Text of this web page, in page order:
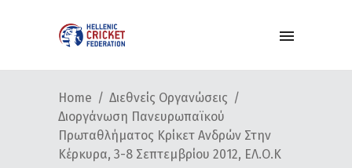
Home
Διεθνείς Οργανώσεις
Διοργάνωση Πανευρωπαϊκού
Πρωταθλήματος Κρίκετ Ανδρών Στην
Κέρκυρα, 3-8 Σεπτεμβρίου 2012, ΕΛ.Ο.Κ